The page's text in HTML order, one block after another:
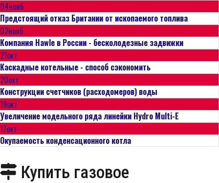
04нояб
Предстоящий отказ Британии от ископаемого топлива
02нояб
Компания Hawle в России - бесколодезные задвижки
21окт
Каскадные котельные - способ сэкономить
20окт
Конструкции счетчиков (расходомеров) воды
19окт
Увеличение модельного ряда линейки Hydro Multi-E
17окт
Окупаемость конденсационного котла
Купить газовое